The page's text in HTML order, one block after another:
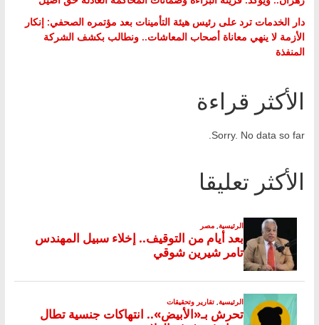
دار الخدمات ترد على رئيس هيئة التأمينات بعد مؤتمره الصحفي: إنكار
الأزمة لا ينهي معاناة أصحاب المعاشات.. ونطالب بكشف الشركة
المنفذة
الأكثر قراءة
Sorry. No data so far.
الأكثر تعليقا